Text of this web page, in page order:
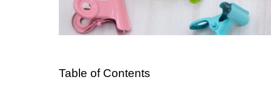
Table of Contents